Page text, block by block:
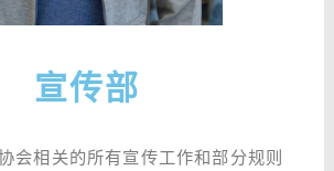
宣传部
会相关的所有宣传工作和部分规则